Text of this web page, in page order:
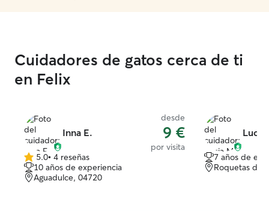
Cuidadores de gatos cerca de ti
en Felix
Inna E.
desde
9 €
por visita
5.0
de
5
5.0• 4 reseñas
10 años de experiencia
Aguadulce, 04720
Lucia
7 años de
Roquetas de